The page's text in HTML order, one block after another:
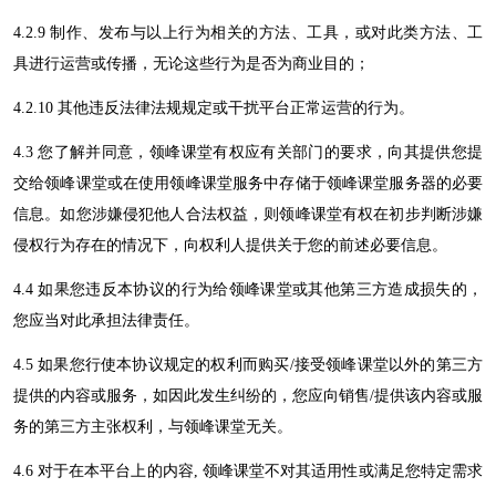
4.2.9 制作、发布与以上行为相关的方法、工具，或对此类方法、工
具进行运营或传播，无论这些行为是否为商业目的；
4.2.10 其他违反法律法规规定或干扰平台正常运营的行为。
4.3 您了解并同意， 领峰课堂有权应有关部门的要求，向其提供您提
交给领峰课堂或在使用领峰课堂服务中存储于领峰课堂服务器的必要
信息。如您涉嫌侵犯他人合法权益，则领峰课堂有权在初步判断涉嫌
侵权行为存在的情况下，向权利人提供关于您的前述必要信息。
4.4 如果您违反本协议的行为给领峰课堂或其他第三方造成损失的，
您应当对此承担法律责任。
4.5 如果您行使本协议规定的权利而购买/接受领峰课堂以外的第三方
提供的内容或服务，如因此发生纠纷的，您应向销售/提供该内容或服
务的第三方主张权利，与领峰课堂无关。
4.6 对于在本平台上的内容, 领峰课堂不对其适用性或满足您特定需求